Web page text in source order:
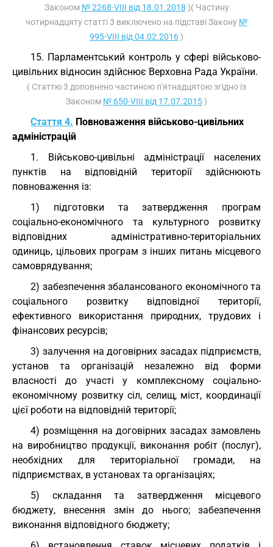
Законом № 2268-VIII від 18.01.2018 )( Частину
чотирнадцяту статті 3 виключено на підставі Закону №
995-VIII від 04.02.2016)
15. Парламентський контроль у сфері військово-
цивільних відносин здійснює Верховна Рада України.
( Статтю 3 доповнено частиною п'ятнадцятою згідно із
Законом № 650-VIII від 17.07.2015)
Стаття 4. Повноваження військово-цивільних
адміністрацій
1. Військово-цивільні адміністрації населених
пунктів на відповідній території здійснюють
повноваження із:
1) підготовки та затвердження програм
соціально-економічного та культурного розвитку
відповідних адміністративно-територіальних
одиниць, цільових програм з інших питань місцевого
самоврядування;
2) забезпечення збалансованого економічного та
соціального розвитку відповідної території,
ефективного використання природних, трудових і
фінансових ресурсів;
3) залучення на договірних засадах підприємств,
установ та організацій незалежно від форми
власності до участі у комплексному соціально-
економічному розвитку сіл, селищ, міст, координації
цієї роботи на відповідній території;
4) розміщення на договірних засадах замовлень
на виробництво продукції, виконання робіт (послуг),
необхідних для територіальної громади, на
підприємствах, в установах та організаціях;
5) складання та затвердження місцевого
бюджету, внесення змін до нього; забезпечення
виконання відповідного бюджету;